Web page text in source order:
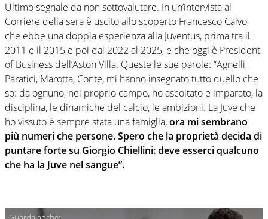
Ultimo segnale da non sottovalutare. In un’intervista al
Corriere della sera è uscito allo scoperto Francesco Calvo
che ebbe una doppia esperienza alla Juventus, prima tra il
2011 e il 2015 e poi dal 2022 al 2025, e che oggi è President
of Business dell’Aston Villa. Queste le sue parole: “Agnelli,
Paratici, Marotta, Conte, mi hanno insegnato tutto quello che
so: da ognuno, nel proprio campo, ho ascoltato e imparato, la
disciplina, le dinamiche del calcio, le ambizioni. La Juve che
ho vissuto è sempre stata una famiglia,ora mi sembrano
più numeri che persone. Spero che la proprietà decida di
puntare forte su Giorgio Chiellini: deve esserci qualcuno
che ha la Juve nel sangue”.